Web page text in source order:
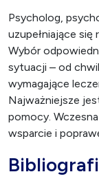
Psycholog,
uzupełniające się
Wybór
sytuacji – od
wymagające
Najważniejsze
pomocy.
wsparcie i